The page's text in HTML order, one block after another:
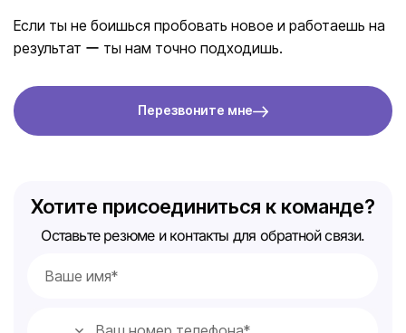
Если ты не боишься пробовать новое и работаешь на
результат ー ты нам точно подходишь.
Перезвоните мне
Хотите присоединиться к команде?
Оставьте резюме и контакты для обратной связи.